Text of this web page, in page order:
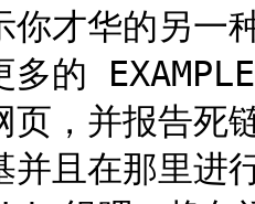
你才华的另一
多的
页，并报告死
并且在那里